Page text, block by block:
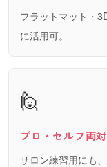
フラットマット・
に活用可。
🙋
プロ・セルフ両
サロン練習用にも